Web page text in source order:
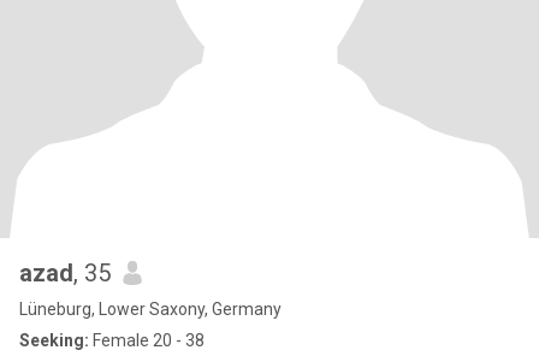
azad, 35
Lüneburg, Lower Saxony, Germany
Seeking: Female 20 - 38